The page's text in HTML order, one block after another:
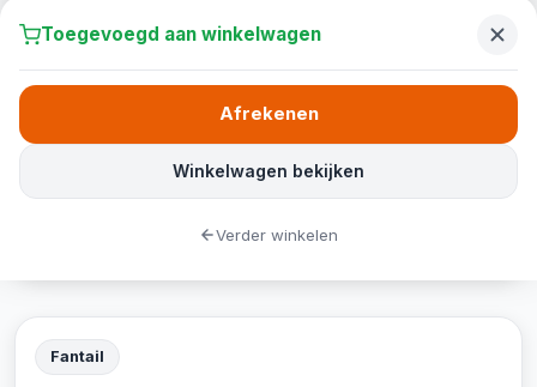
Fantail
Toegevoegd aan winkelwagen
Winkelwagen bekijken
Afrekenen
Verder winkelen